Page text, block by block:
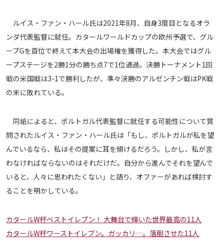
メディアアライアンス
ルイス・ファン・ハール氏は2021年8月、自身3度目となるオラ
ンダ代表監督に就任。カタールワールドカップの欧州予選で、グル
ープGを首位で終えて本大会の出場権を獲得した。本大会ではグル
ープステージを2勝1分の勝ち点7で1位通過。決勝トーナメント1回
戦の米国戦は3-1で勝利したが、準々決勝のアルゼンチン戦はPK戦
の末に敗れている。
同紙によると、ポルトガル代表監督に就任する可能性について質
問されたルイス・ファン・ハール氏は「もし、ポルトガルが私を望
んでいるなら、私はその提案に耳を傾けるだろう。しかし、私が言
わなければならないのはそれだけだ。自分から進んでそれを望んで
いると、人々に思われたくない」と語り、オファーがあれば検討す
ることを明かしている。
カタールW杯ベストイレブン！ 大舞台で輝いた世界最高の11人
カタールW杯ワーストイレブン。ガッカリ…。落胆させた11人